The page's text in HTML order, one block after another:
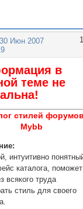
1
Июн 2007
в
теме не
стилей
Mybb
интуитивно
каталога, поможет
всякого труда
стиль для своего